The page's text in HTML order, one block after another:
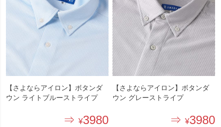
【さよならアイロン】ボタンダ
ウン ライトブルーストライプ
3980
【さよならアイロン】ボタンダ
ウン グレーストライプ
3980